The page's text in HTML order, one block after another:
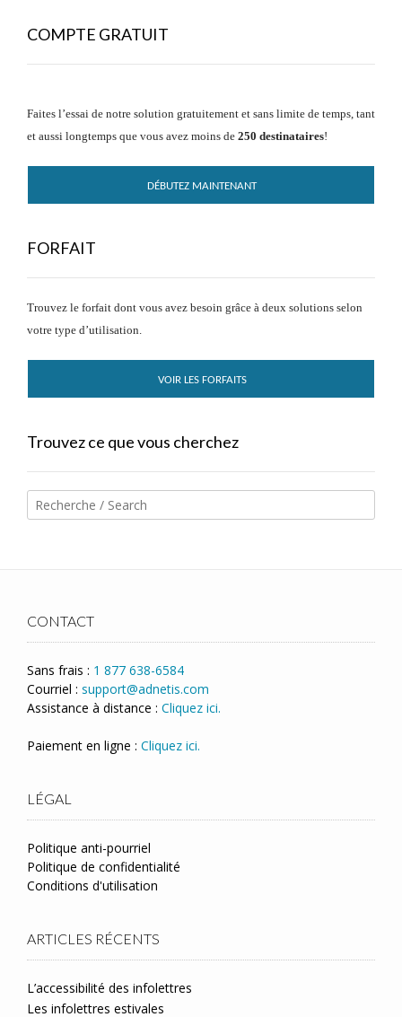
COMPTE GRATUIT
Faites l’essai de notre solution gratuitement et sans limite de temps, tant
et aussi longtemps que vous avez moins de 250 destinataires!
DÉBUTEZ MAINTENANT
FORFAIT
Trouvez le forfait dont vous avez besoin grâce à deux solutions selon
votre type d’utilisation.
VOIR LES FORFAITS
Trouvez ce que vous cherchez
CONTACT
Sans frais : 1 877 638-6584
Courriel : support@adnetis.com
Assistance à distance : Cliquez ici.
Paiement en ligne : Cliquez ici.
LÉGAL
Politique anti-pourriel
Politique de confidentialité
Conditions d'utilisation
ARTICLES RÉCENTS
L’accessibilité des infolettres
Les infolettres estivales